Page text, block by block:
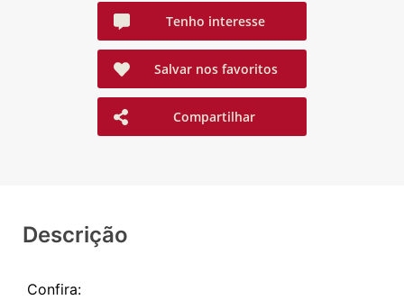
Tenho interesse
Salvar nos favoritos
Compartilhar
Descrição
Confira: